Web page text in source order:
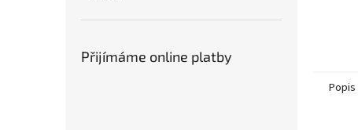
Přijímáme online platby
Popis